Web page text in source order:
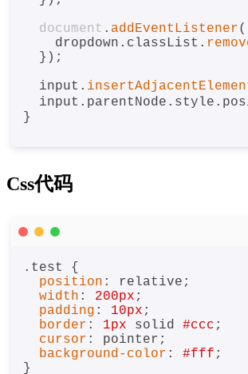
document . addEventListener(
    dropdown.
classList .
  });
  input.
  input.
parentNode . style .
}
Css代码
.test
{
position : relative;
width : 200px ;
padding : 10px ;
border : 1px solid #ccc ;
cursor : pointer;
background-color : #fff ;